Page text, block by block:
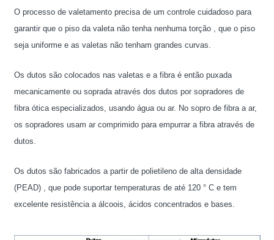
O processo de valetamento precisa de um controle cuidadoso para
garantir que o piso da valeta não tenha nenhuma torção , que o piso
seja uniforme e as valetas não tenham grandes curvas.
Os dutos são colocados nas valetas e a fibra é então puxada
mecanicamente ou soprada através dos dutos por sopradores de
fibra ótica especializados, usando água ou ar. No sopro de fibra a ar,
os sopradores usam ar comprimido para empurrar a fibra através de
dutos.
Os dutos são fabricados a partir de polietileno de alta densidade
(PEAD) , que pode suportar temperaturas de até 120 ° C e tem
excelente resistência a álcoois, ácidos concentrados e bases.